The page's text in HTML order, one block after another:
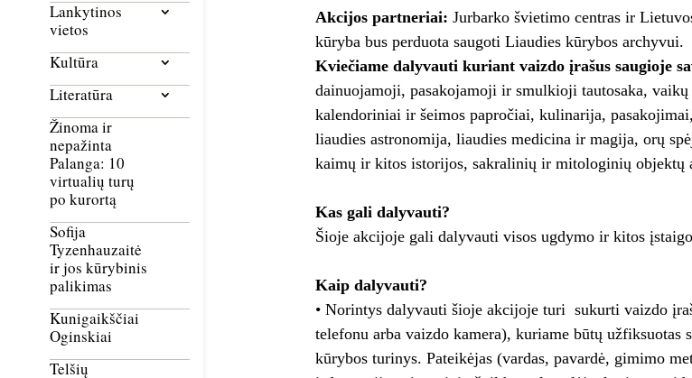
Lankytinos
vietos
Kultūra
Literatūra
Žinoma ir
nepažinta
Palanga: 10
virtualių turų
po kurortą
Sofija
Tyzenhauzaitė
ir jos kūrybinis
palikimas
Kunigaikščiai
Oginskiai
Telšių
Akcijos partneriai: Jurbarko švietimo centras ir
kūryba bus perduota saugoti Liaudies kūrybos archyvui.
Kviečiame dalyvauti kuriant vaizdo įrašus saugioje
dainuojamoji, pasakojamoji ir smulkioji tautosaka,
kalendoriniai ir šeimos papročiai, kulinarija,
liaudies astronomija, liaudies medicina ir magija, orų
kaimų ir kitos istorijos, sakralinių ir mitologinių objektų
Kas gali dalyvauti?
Šioje akcijoje gali dalyvauti visos ugdymo ir kitos
Kaip dalyvauti?
• Norintys dalyvauti šioje akcijoje turi sukurti vaizdo
telefonu arba vaizdo kamera), kuriame būtų užfiksuotas
kūrybos turinys. Pateikėjas (vardas, pavardė, gimimo